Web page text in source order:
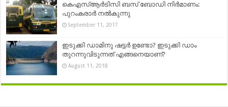
കെഎസ്ആർടിസി ബസ് ബോഡി നിർമാണം:
പുറംകരാർ നൽകുന്നു
September 11, 2017
ഇടുക്കി ഡാമിനു ഷട്ടർ ഉണ്ടോ? ഇടുക്കി ഡാം
തുറന്നുവിടുന്നത് എങ്ങനെയാണ്?
August 11, 2018